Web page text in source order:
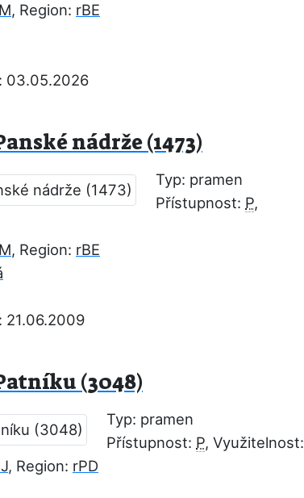
, Region: rBE
03.05.2026
nádrže (1473)
Typ: pramen
Přístupnost: P,
, Region: rBE
21.06.2009
(3048)
Typ: pramen
Přístupnost: P, Využitelnost:
, Region: rPD